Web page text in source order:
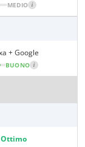
MEDIO i
+ Google
BUONO i
Ottimo